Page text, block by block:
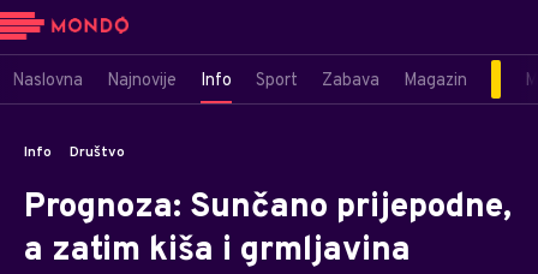
Naslovna Najnovije Info Sport Zabava Magazin
Info Društvo
Prognoza: Sunčano prijepodne,
a zatim kiša i grmljavina